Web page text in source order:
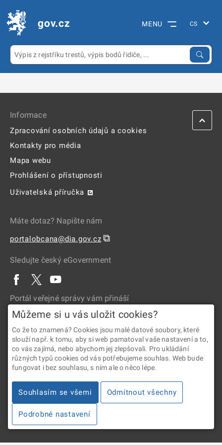
gov.cz MENU
Informace
Zpracování osobních údajů a cookies
Kontakty pro média
Mapa webu
Prohlášení o přístupnosti
Uživatelská příručka
Máte dotaz? Napište nám
portalobcana@dia.gov.cz ⧉
Sledujte český eGovernment
Portál veřejné správy vám přináší
2026 © Digitální a informační agentura • Informace jsou poskytovány
v souladu se zákonem č. 106/1999 Sb., o svobodném přístupu
Verze 4.2.288
Můžeme si u vás uložit cookies?
Co že to znamená? Cookies jsou malé datové soubory, které
slouží např. k tomu, aby si web pamatoval vaše nastavení a to,
co vás zajímá, nebo abychom jej zlepšovali. Pro ukládání
různých typů cookies od vás potřebujeme souhlas. Web bude
fungovat i bez souhlasu, s ním ale o něco lépe.
Souhlasím se všemi Odmítnout všechny
Podrobné nastavení